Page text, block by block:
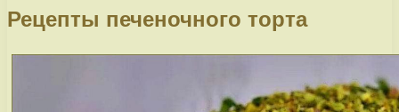
Рецепты печеночного торта